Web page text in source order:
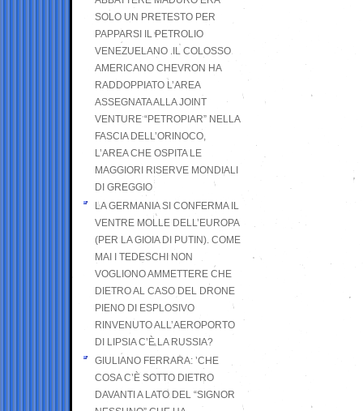
SOLO UN PRETESTO PER
PAPPARSI IL PETROLIO
VENEZUELANO .IL COLOSSO
AMERICANO CHEVRON HA
RADDOPPIATO L’AREA
ASSEGNATA ALLA JOINT
VENTURE “PETROPIAR” NELLA
FASCIA DELL’ORINOCO,
L’AREA CHE OSPITA LE
MAGGIORI RISERVE MONDIALI
DI GREGGIO
LA GERMANIA SI CONFERMA IL
VENTRE MOLLE DELL’EUROPA
(PER LA GIOIA DI PUTIN). COME
MAI I TEDESCHI NON
VOGLIONO AMMETTERE CHE
DIETRO AL CASO DEL DRONE
PIENO DI ESPLOSIVO
RINVENUTO ALL’AEROPORTO
DI LIPSIA C’È LA RUSSIA?
GIULIANO FERRARA: ’CHE
COSA C’È SOTTO DIETRO
DAVANTI A LATO DEL “SIGNOR